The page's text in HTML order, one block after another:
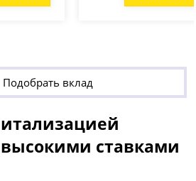
Подобрать вклад
ставками